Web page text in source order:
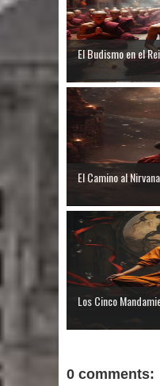
El Budismo en el
El Camino al Nirvana
Los Cinco
0 comments: